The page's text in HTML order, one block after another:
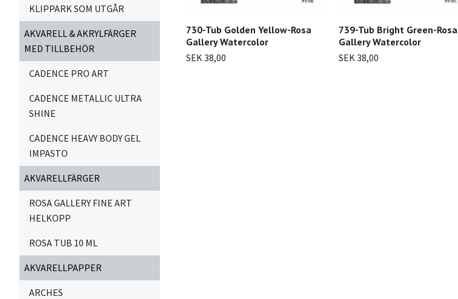
KLIPPARK SOM UTGÅR
AKVARELL & AKRYLFÄRGER
MED TILLBEHÖR
CADENCE PRO ART
CADENCE METALLIC ULTRA
SHINE
CADENCE HEAVY BODY GEL
IMPASTO
AKVARELLFÄRGER
ROSA GALLERY FINE ART
HELKOPP
ROSA TUB 10 ML
AKVARELLPAPPER
ARCHES
730-Tub Golden Yellow-Rosa
Gallery Watercolor
SEK 38,00
739-Tub Bright Green-Rosa
Gallery Watercolor
SEK 38,00